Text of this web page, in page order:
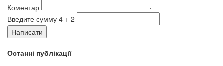
Коментар
Введите сумму 4 + 2
Написати
Останні публікації